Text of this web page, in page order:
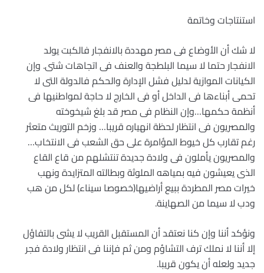
استنتاجات وخاتمة
لا شك أن الأوضاع فى مصر مهددة بالانفجار فالكبت يولد
الانفجار حتما لا سيما البلطجة والعنف فى اتجاهات شتى. وإن
الكيانات الموازية لدليل فشل الإدارة والحكم فالدولة التى لا
تحمى أبناءها فى الداخل أو فى الخارج لا حاجة لمواطنيها فى
أنظمة حكمها…وإن النظام فى مصر قد بلغ شيخوخته
والمصريون فى انتظار لحظة انهياره قريبا… وزخم التوريث متعثر
رغم تقارب كل خيوط المؤامرة على حق الشعب فى الانتخاب…
والمصريون يأملون فى ولادة جديدة تنتشلهم من قاع القاع
الذى يعيشون فيه بمياهه الملوثة وبطالته المتزايدة ونهب
خيرات مصر المطردة ببيع أراضيها(خصوصا سيناء) لكل من هب
ودب لا سيما من الصهاينة.
ونؤكد أننا وإن كنا نعتقد أن المستقبل القريب لا يشى بالتفاؤل
إلا أننا لا نملك ترف التشاؤم ومن ثم فإننا فى انتظار ولادة فجر
جديد ولعله أن يكون قريبا.